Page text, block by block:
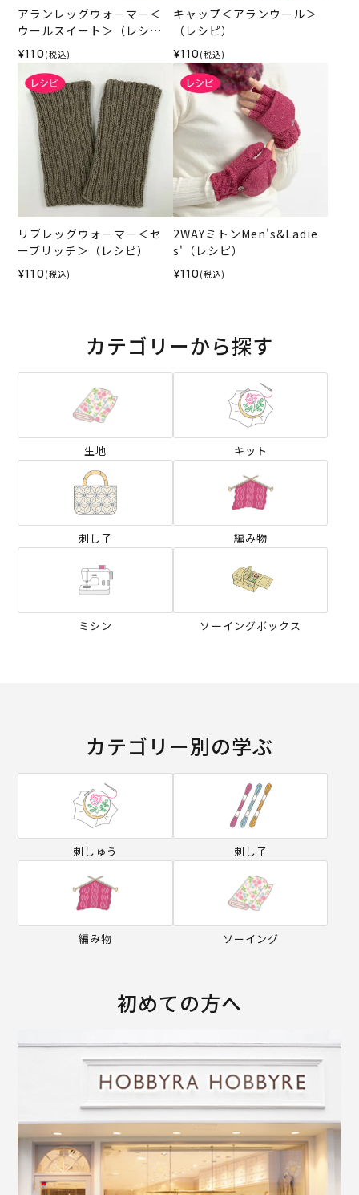
アランレッグウォーマー＜
ウールスイート＞（レシ
ピ）
¥110 (税込)
キャップ＜アランウール＞
（レシピ）
¥110 (税込)
リブレッグウォーマー＜セ
ーブリッチ＞（レシピ）
¥110 (税込)
2WAYミトンMen's&Ladie
s'（レシピ）
¥110 (税込)
カテゴリーから探す
生地 キット
刺し子 編み物
ミシン ソーイングボックス
カテゴリー別の学ぶ
刺しゅう 刺し子
編み物 ソーイング
初めての方へ